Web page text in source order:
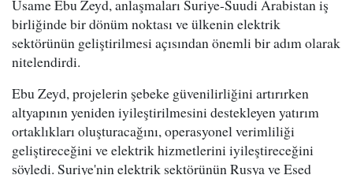
Usame Ebu Zeyd, anlaşmaları Suriye-Suudi Arabistan iş
birliğinde bir dönüm noktası ve ülkenin elektrik
sektörünün geliştirilmesi açısından önemli bir adım olarak
nitelendirdi.
Ebu Zeyd, projelerin şebeke güvenilirliğini artırırken
altyapının yeniden iyileştirilmesini destekleyen yatırım
ortaklıkları oluşturacağını, operasyonel verimliliği
geliştireceğini ve elektrik hizmetlerini iyileştireceğini
söyledi. Suriye'nin elektrik sektörünün Rusya ve Esed